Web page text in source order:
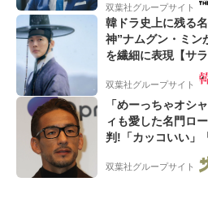
双葉社グループサイト
韓ドラ史上に残る
神”ナムグン・ミン
を繊細に表現【サ
双葉社グループサイト
「めーっちゃオシ
ィも愛した名門ロ
判!「カッコいい」
双葉社グループサイト